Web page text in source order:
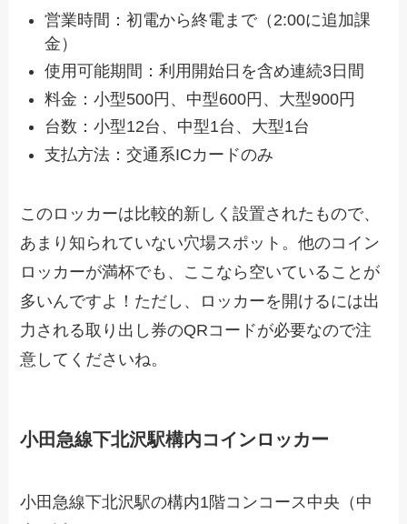
営業時間：初電から終電まで（2:00に追加課
金）
使用可能期間：利用開始日を含め連続3日間
料金：小型500円、中型600円、大型900円
台数：小型12台、中型1台、大型1台
支払方法：交通系ICカードのみ
このロッカーは比較的新しく設置されたもので、
あまり知られていない穴場スポット。他のコイン
ロッカーが満杯でも、ここなら空いていることが
多いんですよ！ただし、ロッカーを開けるには出
力される取り出し券のQRコードが必要なので注
意してくださいね。
小田急線下北沢駅構内コインロッカー
小田急線下北沢駅の構内1階コンコース中央（中